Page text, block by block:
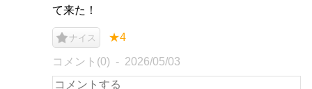
て来た！
ナイス ★4
コメント(0) 2026/05/03